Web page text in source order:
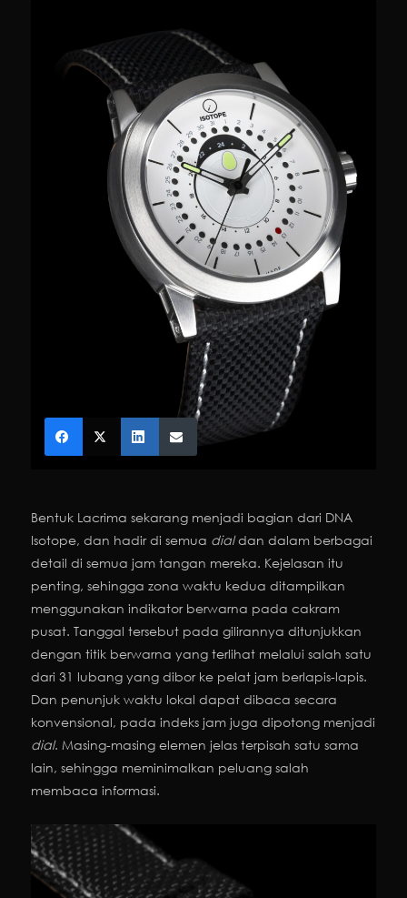
Bentuk Lacrima sekarang menjadi bagian dari DNA
Isotope, dan hadir di semua dialdan dalam berbagai
detail di semua jam tangan mereka. Kejelasan itu
penting, sehingga zona waktu kedua ditampilkan
menggunakan indikator berwarna pada cakram
pusat. Tanggal tersebut pada gilirannya ditunjukkan
dengan titik berwarna yang terlihat melalui salah satu
dari 31 lubang yang dibor ke pelat jam berlapis-lapis.
Dan penunjuk waktu lokal dapat dibaca secara
konvensional, pada indeks jam juga dipotong menjadi
dial. Masing-masing elemen jelas terpisah satu sama
lain, sehingga meminimalkan peluang salah
membaca informasi.